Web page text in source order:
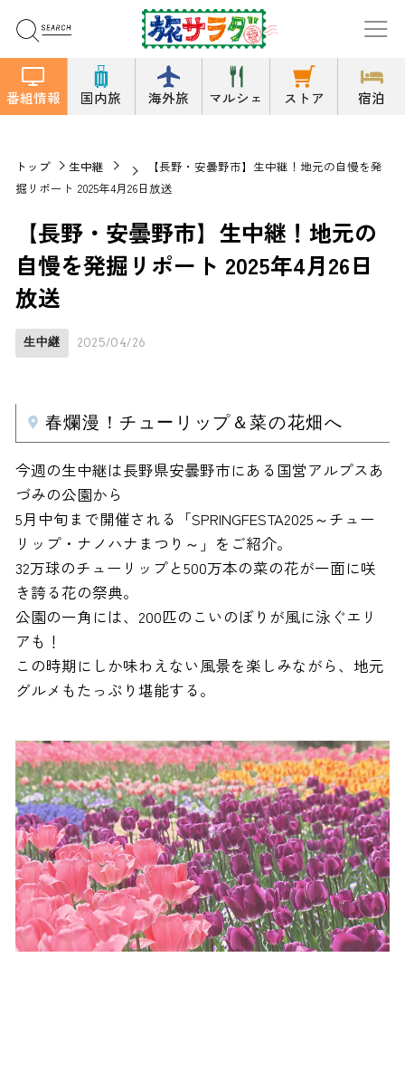
番組情報 国内旅 海外旅 マルシェ ストア 宿泊
トップ 生中継
【長野・安曇野市】生中継！地元の自慢を発
掘リポート 2025年4月26日放送
【長野・安曇野市】生中継！地元の
自慢を発掘リポート 2025年4月26日
放送
生中継 2025/04/26
春爛漫！チューリップ＆菜の花畑へ
今週の生中継は長野県安曇野市にある国営アルプスあ
づみの公園から
5月中旬まで開催される「SPRINGFESTA2025～チュー
リップ・ナノハナまつり～」をご紹介。
32万球のチューリップと500万本の菜の花が一面に咲
き誇る花の祭典。
公園の一角には、200匹のこいのぼりが風に泳ぐエリ
アも！
この時期にしか味わえない風景を楽しみながら、地元
グルメもたっぷり堪能する。